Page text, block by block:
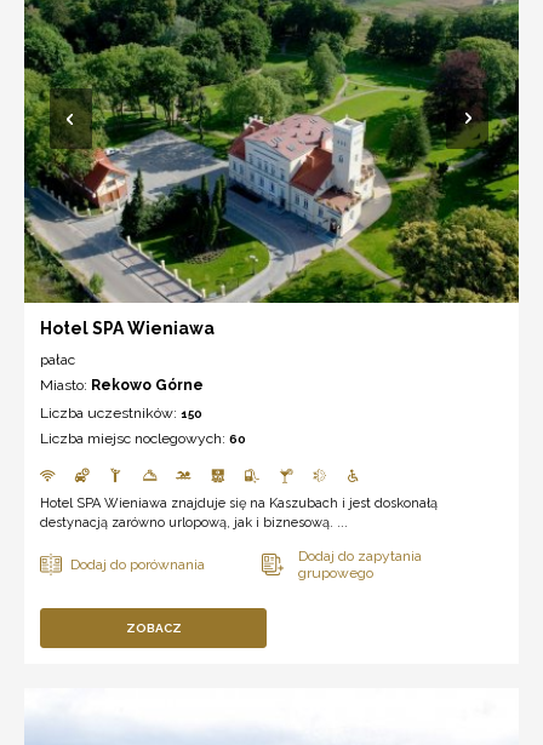
Hotel SPA Wieniawa
pałac
Miasto: Rekowo Górne
Liczba uczestników: 150
Liczba miejsc noclegowych: 60
Hotel SPA Wieniawa znajduje się na Kaszubach i jest doskonałą
destynacją zarówno urlopową, jak i biznesową. ...
ZOBACZ